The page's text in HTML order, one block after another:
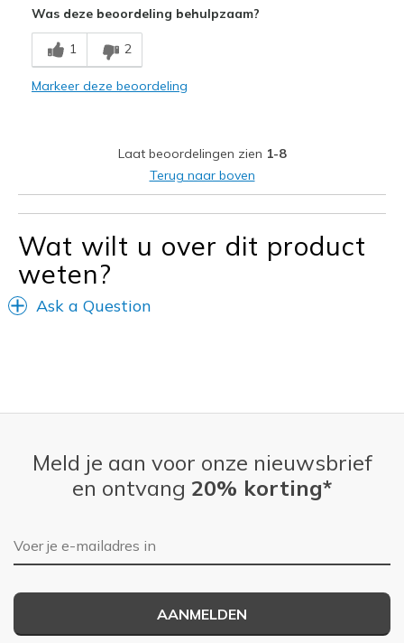
Minpunten
Need Break In
Beste toepassingen
Feels too narrow
Feels full size too small
View On Shoes
Shoes are for Wearing
Was deze beoordeling behulpzaam?
1 2
Markeer deze beoordeling
Laat beoordelingen zien 1-8
Terug naar boven
Wat wilt u over dit product
weten?
Ask a Question
Meld je aan voor onze nieuwsbrief
en ontvang 20% korting*
E-mailadres
AANMELDEN